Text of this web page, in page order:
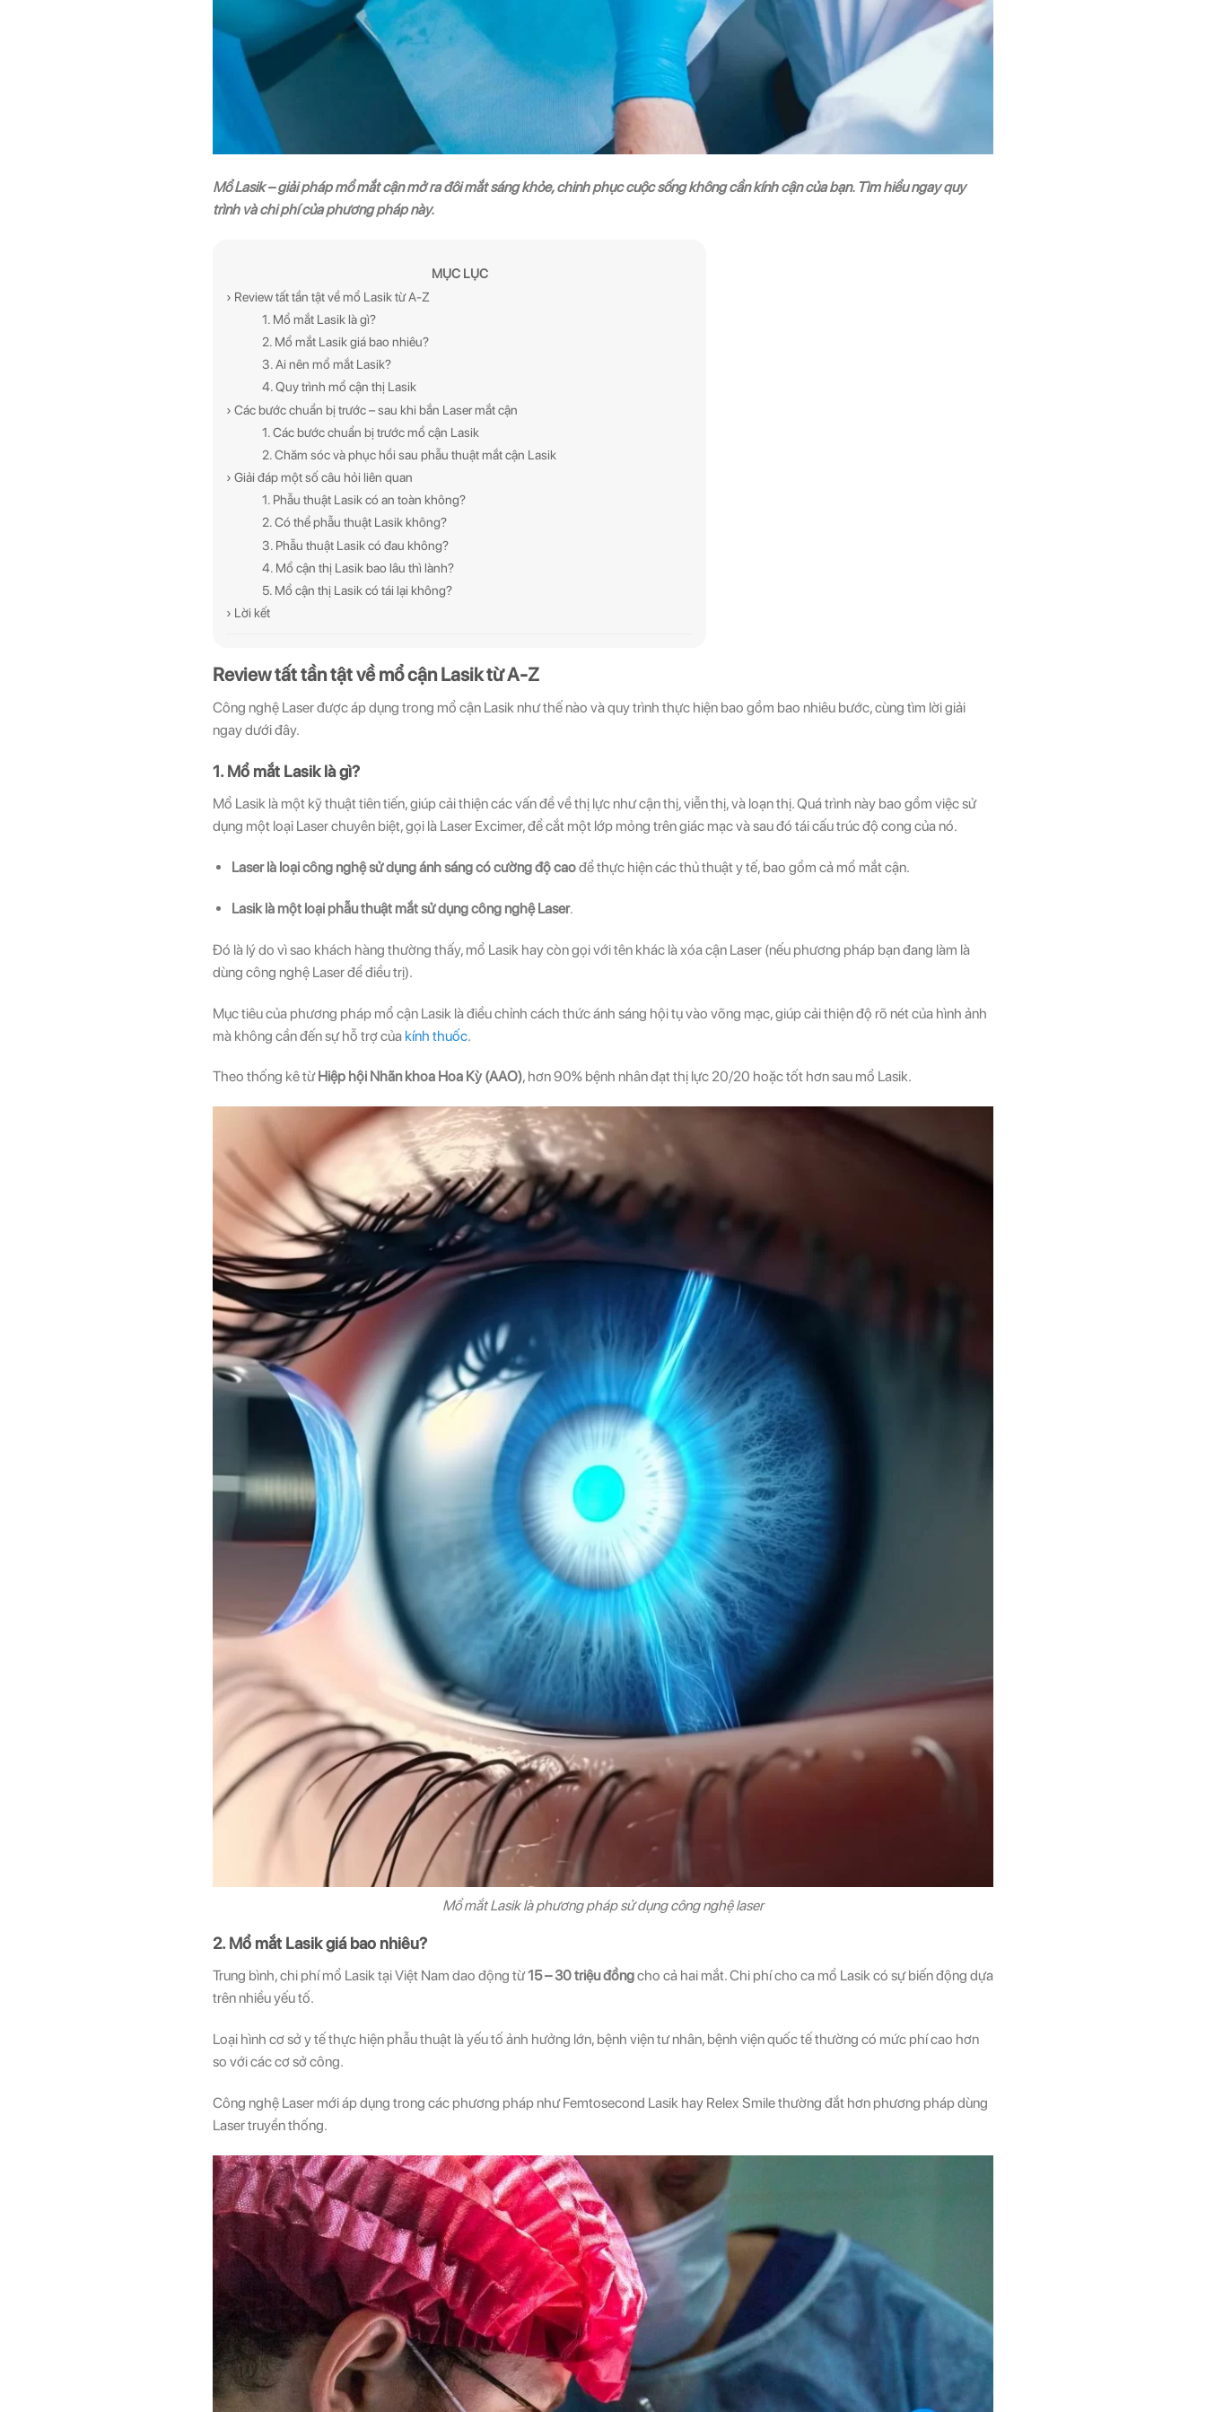
Mổ Lasik – giải pháp mổ mắt cận mở ra đôi mắt sáng khỏe, chinh phục cuộc sống không cần kính cận của bạn. Tìm hiểu ngay quy
trình và chi phí của phương pháp này.
MỤC LỤC
› Review tất tần tật về mổ Lasik từ A-Z
1. Mổ mắt Lasik là gì?
2. Mổ mắt Lasik giá bao nhiêu?
3. Ai nên mổ mắt Lasik?
4. Quy trình mổ cận thị Lasik
› Các bước chuẩn bị trước – sau khi bắn Laser mắt cận
1. Các bước chuẩn bị trước mổ cận Lasik
2. Chăm sóc và phục hồi sau phẫu thuật mắt cận Lasik
› Giải đáp một số câu hỏi liên quan
1. Phẫu thuật Lasik có an toàn không?
2. Có thể phẫu thuật Lasik không?
3. Phẫu thuật Lasik có đau không?
4. Mổ cận thị Lasik bao lâu thì lành?
5. Mổ cận thị Lasik có tái lại không?
› Lời kết
Review tất tần tật về mổ cận Lasik từ A-Z
Công nghệ Laser được áp dụng trong mổ cận Lasik như thế nào và quy trình thực hiện bao gồm bao nhiêu bước, cùng tìm lời giải
ngay dưới đây.
1. Mổ mắt Lasik là gì?
Mổ Lasik là một kỹ thuật tiên tiến, giúp cải thiện các vấn đề về thị lực như cận thị, viễn thị, và loạn thị. Quá trình này bao gồm việc sử
dụng một loại Laser chuyên biệt, gọi là Laser Excimer, để cắt một lớp mỏng trên giác mạc và sau đó tái cấu trúc độ cong của nó.
Laser là loại công nghệ sử dụng ánh sáng có cường độ caođể thực hiện các thủ thuật y tế, bao gồm cả mổ mắt cận.
Lasik là một loại phẫu thuật mắt sử dụng công nghệ Laser.
Đó là lý do vì sao khách hàng thường thấy, mổ Lasik hay còn gọi với tên khác là xóa cận Laser (nếu phương pháp bạn đang làm là
dùng công nghệ Laser để điều trị).
Mục tiêu của phương pháp mổ cận Lasik là điều chỉnh cách thức ánh sáng hội tụ vào võng mạc, giúp cải thiện độ rõ nét của hình ảnh
mà không cần đến sự hỗ trợ của kính thuốc.
Theo thống kê từ Hiệp hội Nhãn khoa Hoa Kỳ (AAO), hơn 90% bệnh nhân đạt thị lực 20/20 hoặc tốt hơn sau mổ Lasik.
Mổ mắt Lasik là phương pháp sử dụng công nghệ laser
2. Mổ mắt Lasik giá bao nhiêu?
Trung bình, chi phí mổ Lasik tại Việt Nam dao động từ15 – 30 triệu đồngcho cả hai mắt. Chi phí cho ca mổ Lasik có sự biến động dựa
trên nhiều yếu tố.
Loại hình cơ sở y tế thực hiện phẫu thuật là yếu tố ảnh hưởng lớn, bệnh viện tư nhân, bệnh viện quốc tế thường có mức phí cao hơn
so với các cơ sở công.
Công nghệ Laser mới áp dụng trong các phương pháp như Femtosecond Lasik hay Relex Smile thường đắt hơn phương pháp dùng
Laser truyền thống.